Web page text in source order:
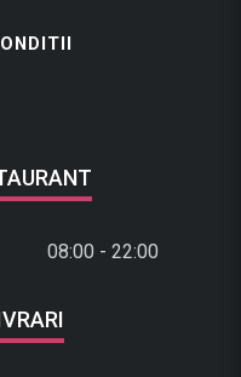
08:00 - 22:00